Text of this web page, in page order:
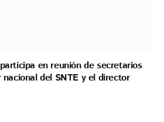
en reunión de secretarios
del SNTE y el director